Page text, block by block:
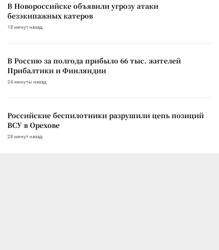
В Новороссийске объявили угрозу атаки
безэкипажных катеров
18 минут назад
В Россию за полгода прибыло 66 тыс. жителей
Прибалтики и Финляндии
24 минуты назад
Российские беспилотники разрушили цепь позиций
ВСУ в Орехове
28 минут назад